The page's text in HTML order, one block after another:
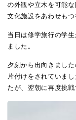
の外観や立木を可能
文化施設をあわせもつ
当日は修学旅行の学
ました。
夕刻から出向きまし
片付けをされていま
たが、翌朝に再度挑戦